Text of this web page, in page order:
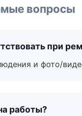
вопросы
при
и фото/
работы?